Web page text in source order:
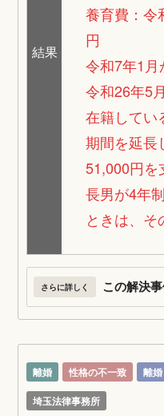
結果
養育費：令
円
令和7年1月
令和26年5
在籍してい
期間を延長
51,000円を
長男が4年
ときは、そ
さらに詳しく この解決
離婚 性格の不一致 離婚
埼玉法律事務所